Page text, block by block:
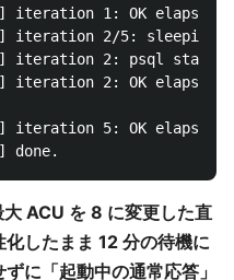
iteration 1: OK
iteration 2/5: sleeping
iteration 2: psql start
iteration 2: OK
iteration 5: OK
大 ACU を 8 に変更した直
したまま 12 分の待機に
に「起動中の通常応答」